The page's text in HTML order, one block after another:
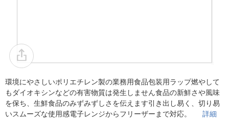
環境にやさしいポリエチレン製の業務用食品包装用ラップ燃やして
もダイオキシンなどの有害物質は発生しません食品の新鮮さや風味
を保ち、生鮮食品のみずみずしさを伝えます引き出し易く、切り易
いスムーズな使用感電子レンジからフリーザーまで対応。 詳細